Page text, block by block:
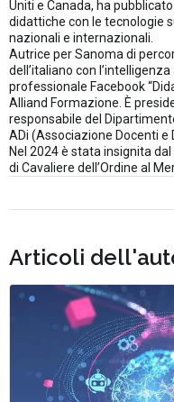
Uniti e Canada, ha
didattiche con le tecnologie
nazionali e internazionali.
Autrice per Sanoma di
dell’italiano con
professionale Facebook
Alliand Formazione. È
responsabile del
ADi (Associazione Docenti e
Nel 2024 è stata insignita
di Cavaliere dell’Ordine al
Articoli